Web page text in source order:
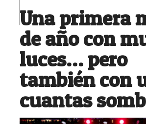
Una primera
de año con
luces… pero
también con
cuantas